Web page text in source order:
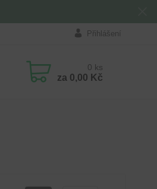
Přihlášení
0 ks
za 0,00 Kč